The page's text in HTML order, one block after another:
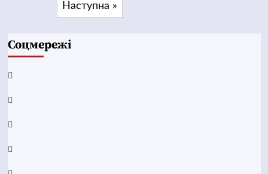
Наступна »
Соцмережі
Facebook
YouTube
Telegram
Instagram